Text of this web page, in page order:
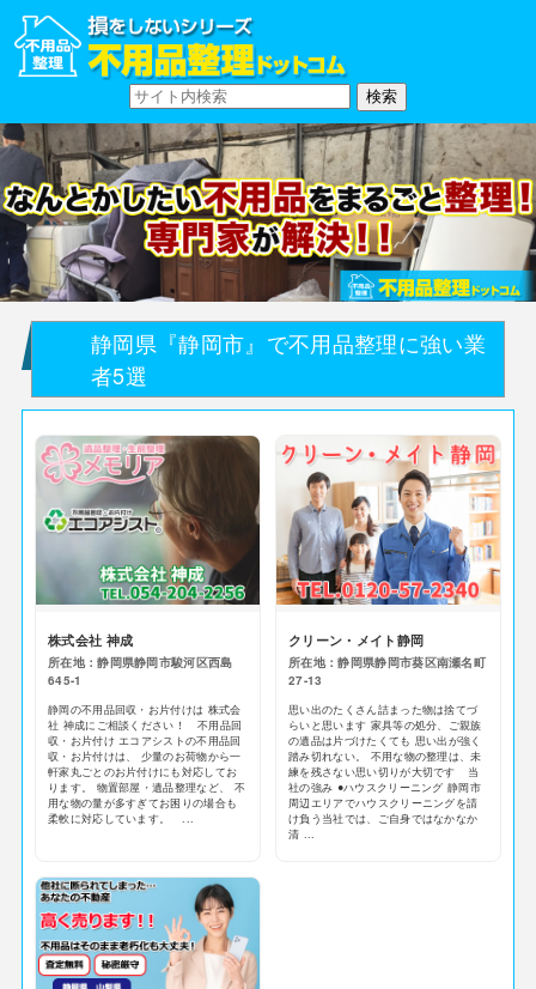
静岡県『静岡市』で不用品整理に強い業
者5選
株式会社 神成
所在地：静岡県静岡市駿河区西島
645-1
静岡の不用品回収・お片付けは 株式会
社 神成にご相談ください！ 不用品回
収・お片付け エコアシストの不用品回
収・お片付けは、 少量のお荷物から一
軒家丸ごとのお片付けにも対応してお
ります。 物置部屋・遺品整理など、 不
用な物の量が多すぎてお困りの場合も
柔軟に対応しています。 ...
クリーン・メイト静岡
所在地：静岡県静岡市葵区南瀬名町
27-13
思い出のたくさん詰まった物は捨てづ
らいと思います 家具等の処分、ご親族
の遺品は片づけたくても 思い出が強く
踏み切れない。 不用な物の整理は、未
練を残さない思い切りが大切です 当
社の強み ●ハウスクリーニング 静岡市
周辺エリアでハウスクリーニングを請
け負う当社では、ご自身ではなかなか
清 ...